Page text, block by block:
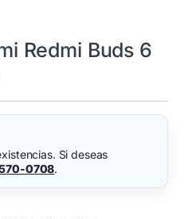
Redmi Buds 6
Si deseas
0708.